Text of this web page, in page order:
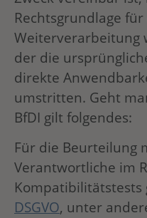
Rechtsgrundlage
Weiterverarbeitung
der die
direkte
umstritten. Geht
BfDI gilt folgendes:
Für die Beurteilung
Verantwortliche im
Kompatibilitätstests
DSGVO, unter